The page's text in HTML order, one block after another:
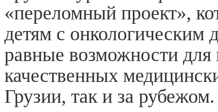
«переломный проект»,
детям с онкологическим
равные возможности для
качественных
Грузии, так и за рубежом.